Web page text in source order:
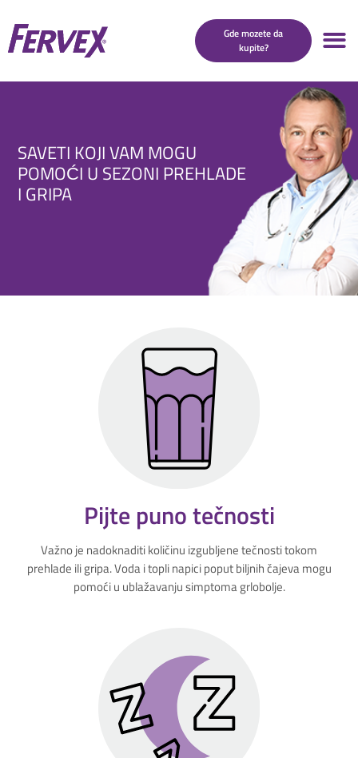
Gde mozete da
kupite?
SAVETI KOJI VAM MOGU
POMOĆI U SEZONI PREHLADE
I GRIPA
Pijte puno tečnosti
Važno je nadoknaditi količinu izgubljene tečnosti tokom
prehlade ili gripa. Voda i topli napici poput biljnih čajeva mogu
pomoći u ublažavanju simptoma grlobolje.